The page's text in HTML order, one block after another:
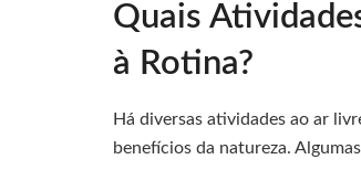
Quais
à Rotina?
Há diversas atividades ao ar
benefícios da natureza.